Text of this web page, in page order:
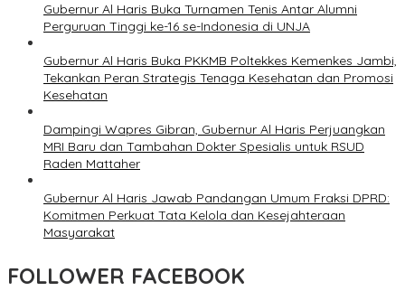
Gubernur Al Haris Buka Turnamen Tenis Antar Alumni
Perguruan Tinggi ke-16 se-Indonesia di UNJA
Gubernur Al Haris Buka PKKMB Poltekkes Kemenkes Jambi,
Tekankan Peran Strategis Tenaga Kesehatan dan Promosi
Kesehatan
Dampingi Wapres Gibran, Gubernur Al Haris Perjuangkan
MRI Baru dan Tambahan Dokter Spesialis untuk RSUD
Raden Mattaher
Gubernur Al Haris Jawab Pandangan Umum Fraksi DPRD:
Komitmen Perkuat Tata Kelola dan Kesejahteraan
Masyarakat
FOLLOWER FACEBOOK